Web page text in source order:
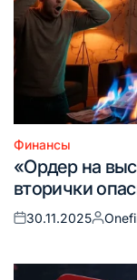
Опубликовано
в
Финансы
«Ордер на
вторички
Опубликовано
30.11.2025
Запись